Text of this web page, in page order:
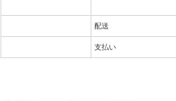
配送
支払い